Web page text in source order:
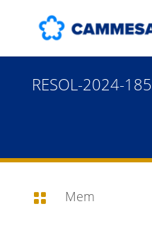
RESOL-2024-
 Mem